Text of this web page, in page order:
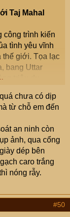
Taj Mahal
công trình kiến
tình yêu vĩnh
thế giới. Tọa lạc
bang Uttar
triệu du
dành cho
sáng, tuy
mới mở cổng
chưa có dịp
từ chỗ em đến
an ninh còn
ảnh, qua cổng
dép bên
caro trắng
nóng rẫy.
#50